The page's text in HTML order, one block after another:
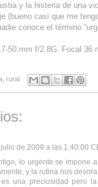
y la histeria de una
(bueno casi que me
conoce el término
50 mm f/2.8G. Focal
, rural
de 2009 a las 1:40:00
lo urgente se impone
y la rutina nos
es una preciosidad pero